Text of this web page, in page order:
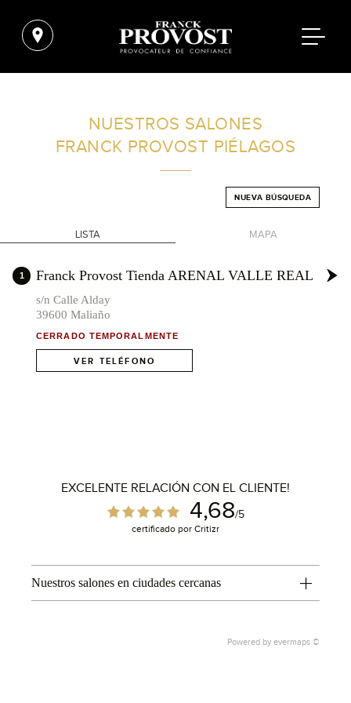
FILTROS AVANZADOS
NUESTROS SALONES
FRANCK PROVOST PIÉLAGOS
NUEVA BÚSQUEDA
LISTA MAPA
+
1 Franck Provost Tienda ARENAL VALLE REAL
s/n Calle Alday
39600 Maliaño
CERRADO TEMPORALMENTE
VER TELÉFONO
EXCELENTE RELACIÓN CON EL CLIENTE!
4,68/5
certificado por Critizr
Nuestros salones en ciudades cercanas
Powered by evermaps ©